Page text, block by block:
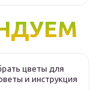
цветы для
и инструкция